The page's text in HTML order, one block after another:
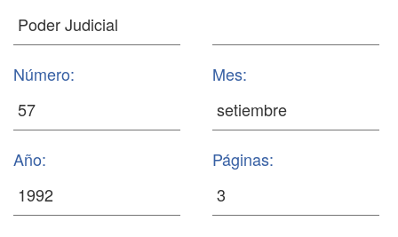
Número: Mes:
Año: Páginas: